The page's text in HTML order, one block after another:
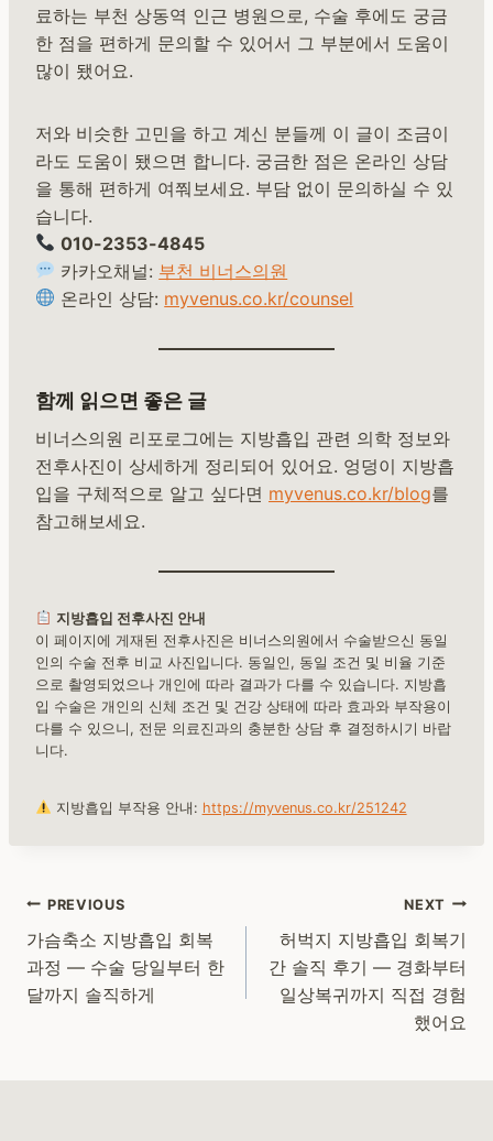
료하는 부천 상동역 인근 병원으로, 수술 후에도 궁금
한 점을 편하게 문의할 수 있어서 그 부분에서 도움이
많이 됐어요.
저와 비슷한 고민을 하고 계신 분들께 이 글이 조금이
라도 도움이 됐으면 합니다. 궁금한 점은 온라인 상담
을 통해 편하게 여쭤보세요. 부담 없이 문의하실 수 있
습니다.
010-2353-4845
카카오채널: 부천 비너스의원
온라인 상담: myvenus.co.kr/counsel
함께 읽으면 좋은 글
비너스의원 리포로그에는 지방흡입 관련 의학 정보와
전후사진이 상세하게 정리되어 있어요. 엉덩이 지방흡
입을 구체적으로 알고 싶다면 myvenus.co.kr/blog를
참고해보세요.
지방흡입 전후사진 안내
이 페이지에 게재된 전후사진은 비너스의원에서 수술받으신 동일
인의 수술 전후 비교 사진입니다. 동일인, 동일 조건 및 비율 기준
으로 촬영되었으나 개인에 따라 결과가 다를 수 있습니다. 지방흡
입 수술은 개인의 신체 조건 및 건강 상태에 따라 효과와 부작용이
다를 수 있으니, 전문 의료진과의 충분한 상담 후 결정하시기 바랍
니다.
지방흡입 부작용 안내: https://myvenus.co.kr/251242
Post
navigation
PREVIOUS
가슴축소 지방흡입 회복
과정 — 수술 당일부터 한
달까지 솔직하게
NEXT
허벅지 지방흡입 회복기
간 솔직 후기 — 경화부터
일상복귀까지 직접 경험
했어요